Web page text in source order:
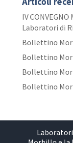
IV
Laboratori di
Bollettino
Bollettino
Bollettino
Bollettino